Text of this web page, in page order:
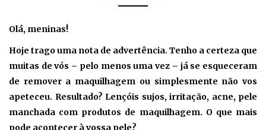
Olá, meninas!
Hoje trago uma nota de advertência. Tenho a certeza que
muitas de vós – pelo menos uma vez – já se esqueceram
de remover a maquilhagem ou simplesmente não vos
apeteceu. Resultado? Lençóis sujos, irritação, acne, pele
manchada com produtos de maquilhagem. O que mais
pode acontecer à vossa pele?